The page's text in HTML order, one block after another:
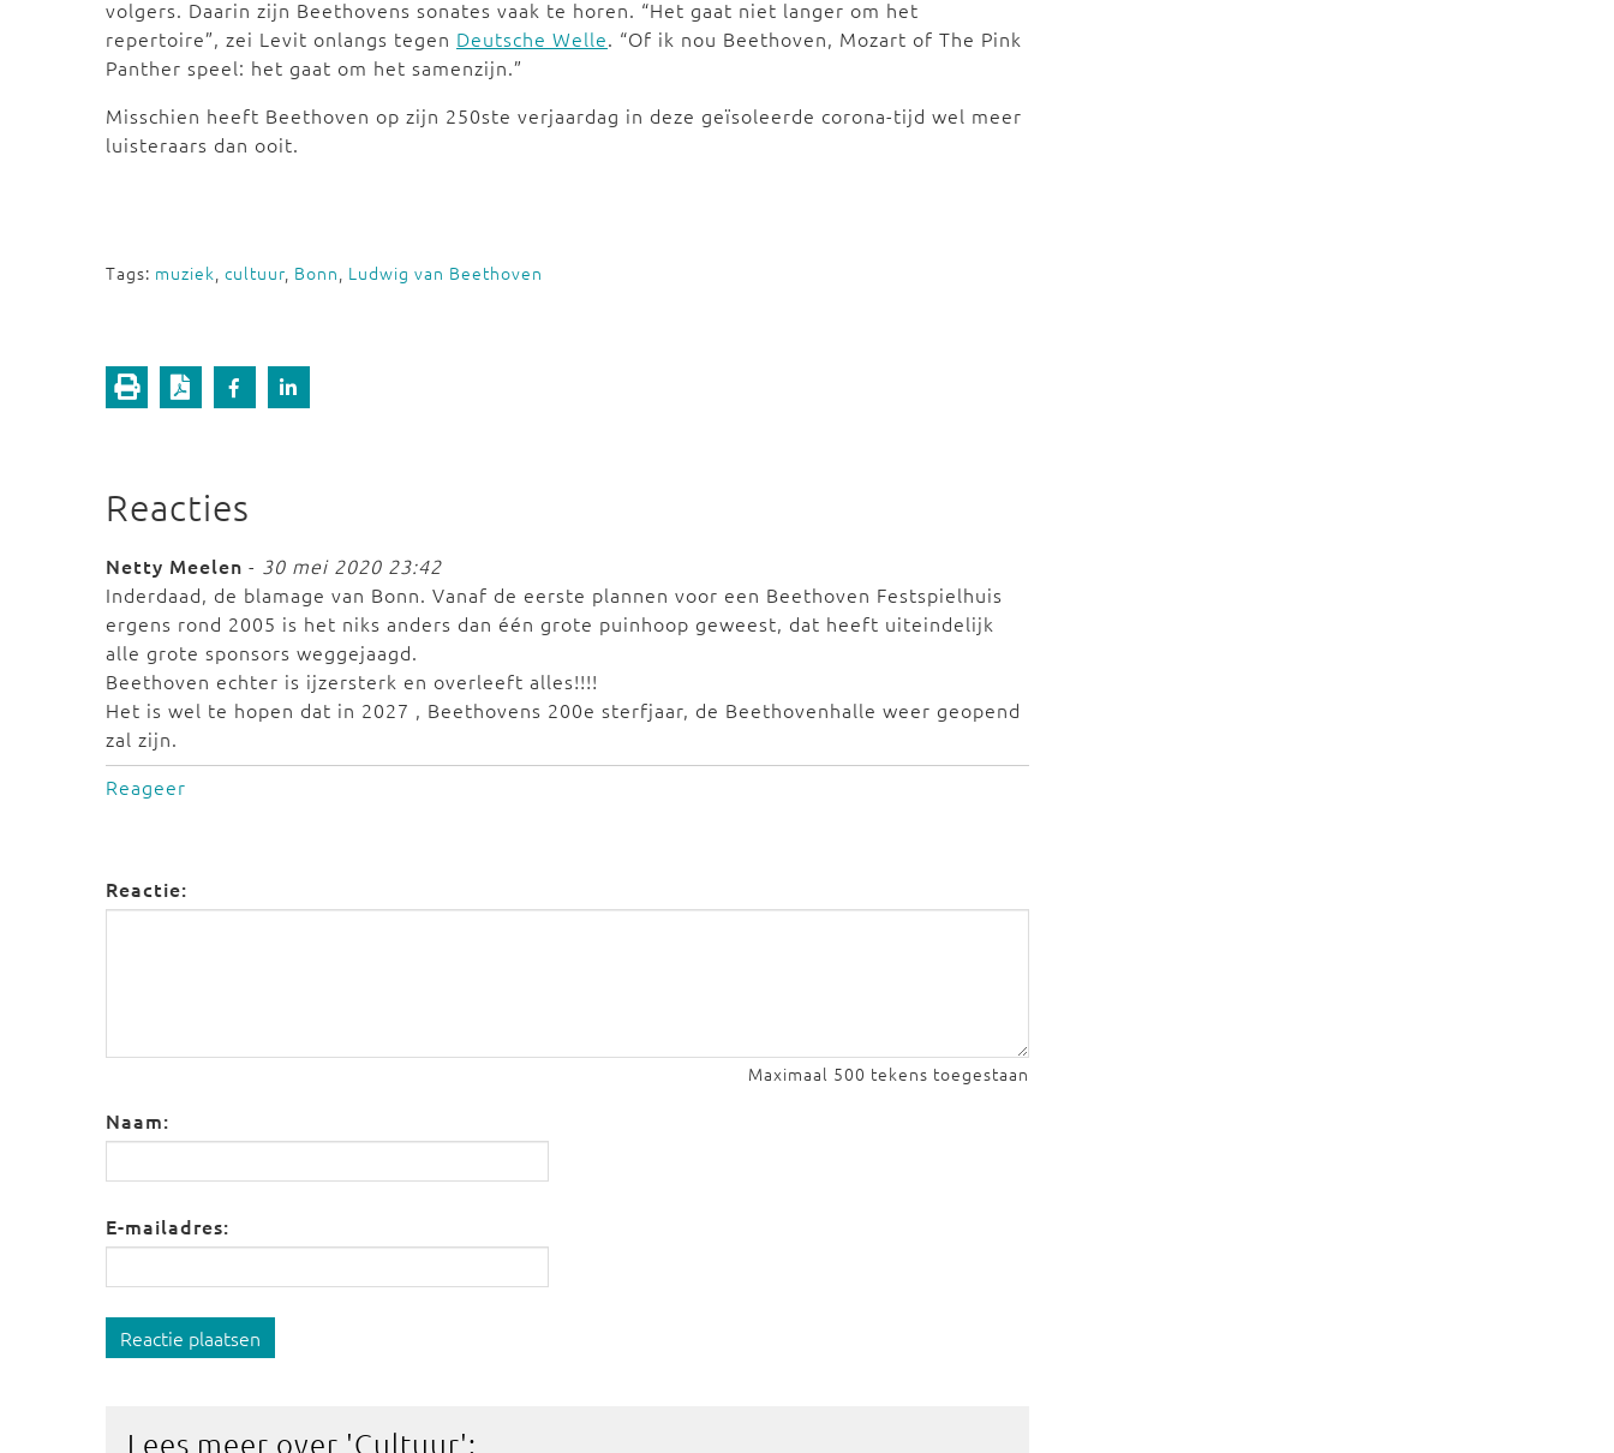
volgers. Daarin zijn Beethovens sonates vaak te horen. “Het gaat niet langer om het
repertoire”, zei Levit onlangs tegen Deutsche Welle. “Of ik nou Beethoven, Mozart of The Pink
Panther speel: het gaat om het samenzijn.”
Misschien heeft Beethoven op zijn 250ste verjaardag in deze geïsoleerde corona-tijd wel meer
luisteraars dan ooit.
Tags: muziek, cultuur, Bonn, Ludwig van Beethoven
Reacties
Netty Meelen - 30 mei 2020 23:42
Inderdaad, de blamage van Bonn. Vanaf de eerste plannen voor een Beethoven Festspielhuis
ergens rond 2005 is het niks anders dan één grote puinhoop geweest, dat heeft uiteindelijk
alle grote sponsors weggejaagd.
Beethoven echter is ijzersterk en overleeft alles!!!!
Het is wel te hopen dat in 2027 , Beethovens 200e sterfjaar, de Beethovenhalle weer geopend
zal zijn.
Reageer
Reactie:
Maximaal 500 tekens toegestaan
Naam:
E-mailadres:
Reactie plaatsen
Lees meer over 'Cultuur':